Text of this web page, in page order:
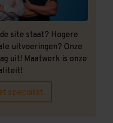
site staat? Hogere
uitvoeringen? Onze
uit! Maatwerk is onze
specialist